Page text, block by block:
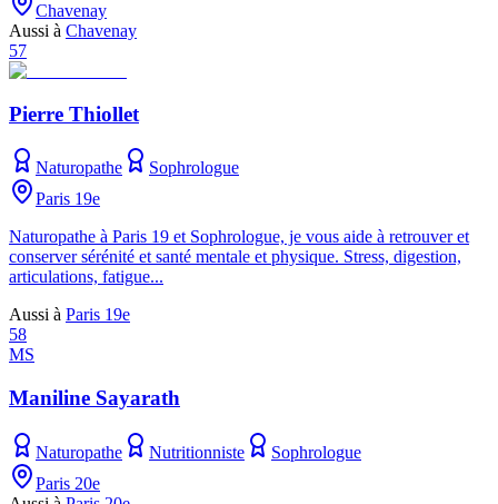
Chavenay
Aussi à Chavenay
57
Pierre Thiollet
Naturopathe
Sophrologue
Paris 19e
Naturopathe à Paris 19 et Sophrologue, je vous aide à retrouver et
conserver sérénité et santé mentale et physique. Stress, digestion,
articulations, fatigue...
Aussi à Paris 19e
58
MS
Maniline Sayarath
Naturopathe Nutritionniste
Sophrologue
Paris 20e